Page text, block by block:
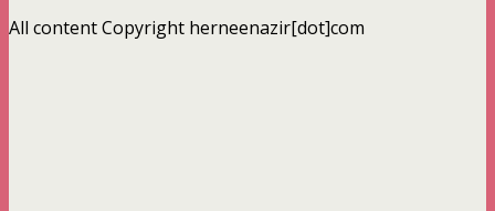
All content Copyright herneenazir[dot]com